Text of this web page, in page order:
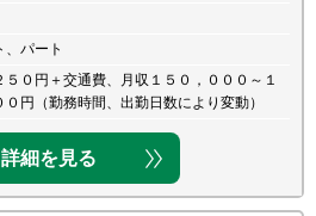
、パート
５０円＋交通費、月収１５０，０００～１
０円（勤務時間、出勤日数により変動）
詳細を見る